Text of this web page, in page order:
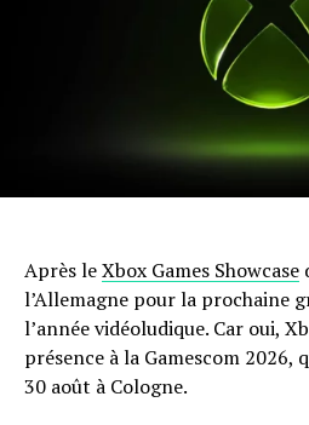
Après leXbox Games Showcase
l’Allemagne pour la prochaine
l’année vidéoludique. Car oui,
présence à la Gamescom 2026,
30 août à Cologne.